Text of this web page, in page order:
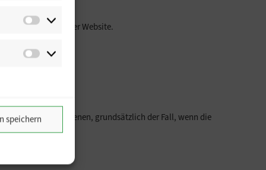
Präferenzen
Marketing
speichern
unserer Website.
der Webseite dienen, grundsätzlich der Fall, wenn die